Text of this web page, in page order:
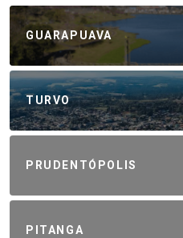
GUARAPUAVA
TURVO
PRUDENTÓPOLIS
PITANGA